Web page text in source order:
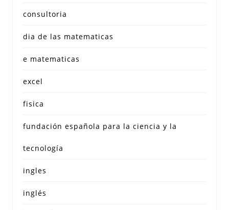
consultoria
dia de las matematicas
e matematicas
excel
fisica
fundación española para la ciencia y la
tecnología
ingles
inglés